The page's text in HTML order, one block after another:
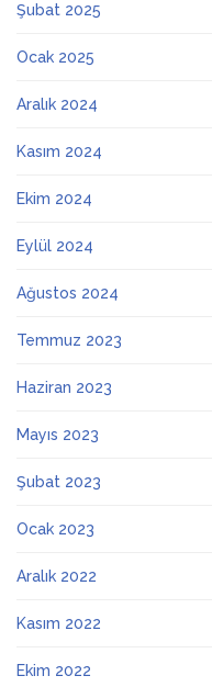
Şubat 2025
Ocak 2025
Aralık 2024
Kasım 2024
Ekim 2024
Eylül 2024
Ağustos 2024
Temmuz 2023
Haziran 2023
Mayıs 2023
Şubat 2023
Ocak 2023
Aralık 2022
Kasım 2022
Ekim 2022